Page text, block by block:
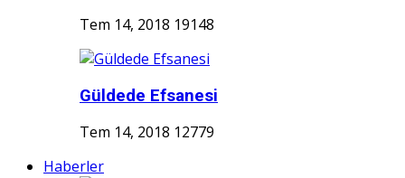
Tem 14, 2018 19148
Güldede Efsanesi
Tem 14, 2018 12779
Haberler